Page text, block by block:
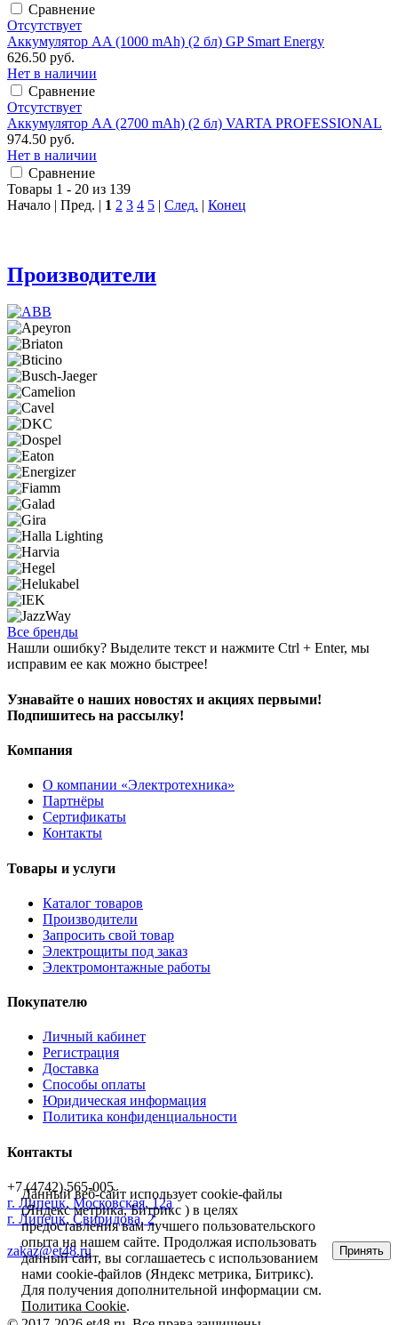
Сравнение
Отсутствует
Аккумулятор AA (1000 mAh) (2 бл) GP Smart Energy
626.50 руб.
Нет в наличии
Сравнение
Отсутствует
Аккумулятор AA (2700 mAh) (2 бл) VARTA PROFESSIONAL
974.50 руб.
Нет в наличии
Сравнение
Товары 1 - 20 из 139
Начало | Пред. | 1 2 3 4 5 | След. | Конец
Производители
Все бренды
Нашли ошибку? Выделите текст и нажмите Ctrl + Enter, мы
исправим ее как можно быстрее!
Узнавайте о наших новостях и акциях первыми!
Подпишитесь на рассылку!
Компания
О компании «Электротехника»
Партнёры
Сертификаты
Контакты
Товары и услуги
Каталог товаров
Производители
Запросить свой товар
Электрощиты под заказ
Электромонтажные работы
Покупателю
Личный кабинет
Регистрация
Доставка
Способы оплаты
Юридическая информация
Политика конфиденциальности
Контакты
+7 (4742) 565-005
г. Липецк,Московская, 12а
г. Липецк, Свиридова, 2
zakaz@et48.ru
Данный веб-сайт использует cookie-файлы
(Яндекс метрика, Битрикс ) в целях
предоставления вам лучшего пользовательского
опыта на нашем сайте. Продолжая использовать
данный сайт, вы соглашаетесь с использованием
нами cookie-файлов (Яндекс метрика, Битрикс).
Для получения дополнительной информации см.
Политика Cookie.
Принять